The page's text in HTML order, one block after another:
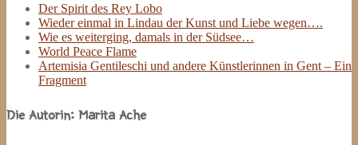
Der Spirit des Rey Lobo
Wieder einmal in Lindau der Kunst und Liebe wegen….
Wie es weiterging, damals in der Südsee…
World Peace Flame
Artemisia Gentileschi und andere Künstlerinnen in Gent – Ein
Fragment
Die Autorin: Marita Ache